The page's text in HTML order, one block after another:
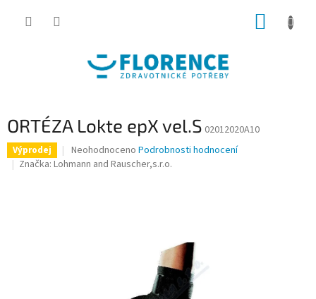
ORTÉZA Lokte epX vel.S 02012020A10
Výprodej
Průměrné
hodnocení
Neohodnoceno Podrobnosti hodnocení
Značka: Lohmann and Rauscher,s.r.o.